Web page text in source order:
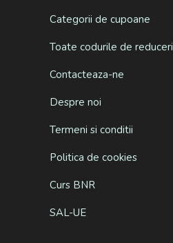
Categorii de cupoane
Toate codurile de reduceri
Contacteaza-ne
Despre noi
Termeni si conditii
Politica de cookies
Curs BNR
SAL-UE